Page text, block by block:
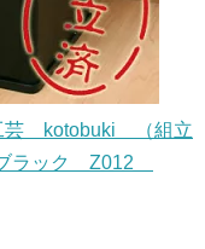
芸 kotobuki （組立
ラック Z012